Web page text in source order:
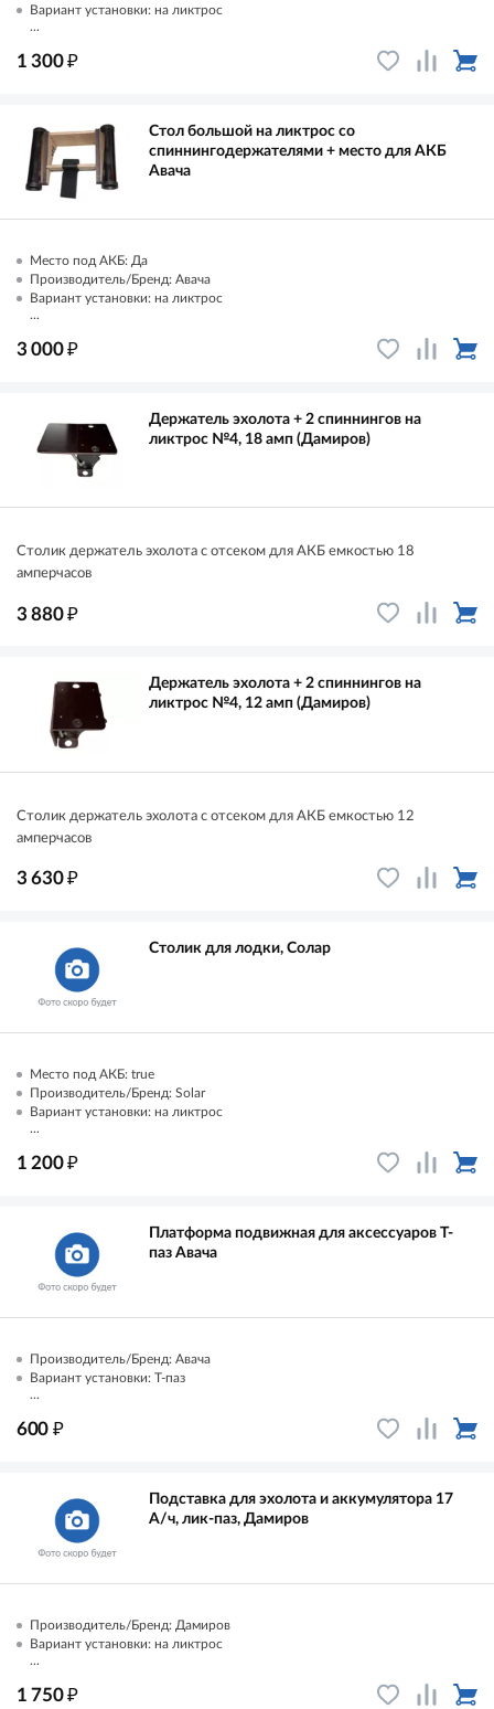
Вариант установки: на ликтрос
...
1 300₽
Стол большой на ликтрос со
спиннингодержателями + место для АКБ
Авача
Место под АКБ: Да
Производитель/Бренд: Авача
Вариант установки: на ликтрос
...
3 000₽
Держатель эхолота + 2 спиннингов на
ликтрос №4, 18 амп (Дамиров)
Столик держатель эхолота с отсеком для АКБ емкостью 18
амперчасов
3 880₽
Держатель эхолота + 2 спиннингов на
ликтрос №4, 12 амп (Дамиров)
Столик держатель эхолота с отсеком для АКБ емкостью 12
амперчасов
3 630₽
Столик для лодки, Солар
Место под АКБ: true
Производитель/Бренд: Solar
Вариант установки: на ликтрос
...
1 200₽
Платформа подвижная для аксессуаров Т-
паз Авача
Производитель/Бренд: Авача
Вариант установки: Т-паз
...
600 ₽
Подставка для эхолота и аккумулятора 17
А/ч, лик-паз, Дамиров
Производитель/Бренд: Дамиров
Вариант установки: на ликтрос
...
1 750₽